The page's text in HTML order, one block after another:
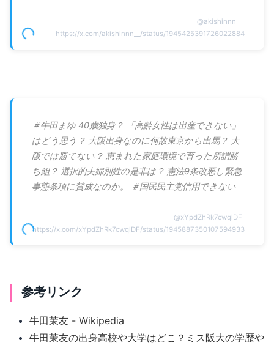
@akishinnn__
https://x.com/akishinnn__/status/1945425391726022884
＃牛田まゆ 40歳独身？ 「高齢女性は出産できない」
はどう思う？ 大阪出身なのに何故東京から出馬？ 大
阪では勝てない？ 恵まれた家庭環境で育った所謂勝
ち組？ 選択的夫婦別姓の是非は？ 憲法9条改悪し緊急
事態条項に賛成なのか。 ＃国民民主党信用できない
@xYpdZhRk7cwqlDF
https://x.com/xYpdZhRk7cwqlDF/status/1945887350107594933
参考リンク
牛田茉友 - Wikipedia
牛田茉友の出身高校や大学はどこ？ミス阪大の学歴や